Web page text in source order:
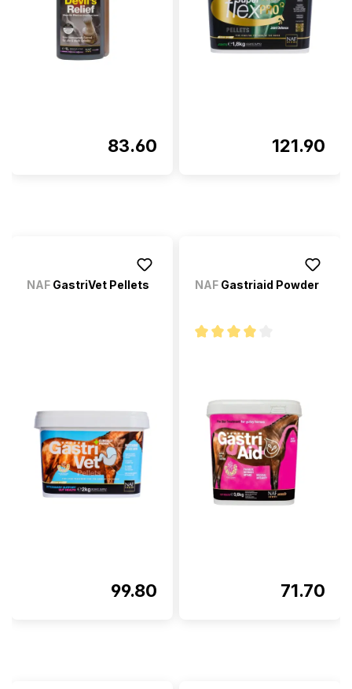
83.60 121.90
NAF GastriVet Pellets
99.80
NAF Gastriaid Powder
71.70